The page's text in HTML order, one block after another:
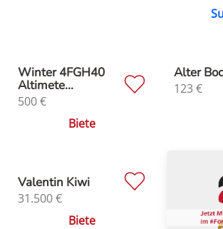
Winter 4FGH40
Altimete...
500€
Biete
Alter
123 €
Valentin Kiwi
31.500€
Biete